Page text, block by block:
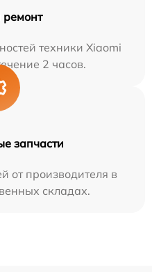
техники Xiaomi
2 часов.
запчасти
от производителя в
складах.